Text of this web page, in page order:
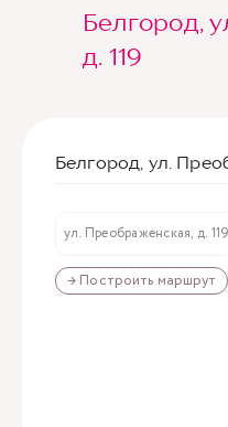
Белгород,
д. 119
Белгород, ул.
ул. Преображенская, д. 119
→ Построить маршрут